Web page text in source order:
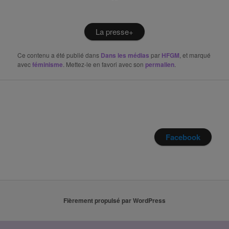
La presse+
Ce contenu a été publié dans Dans les médias par HFGM , et marqué
avecféminisme . Mettez-le en favori avec son permalien
Facebook
Fièrement propulsé par WordPress